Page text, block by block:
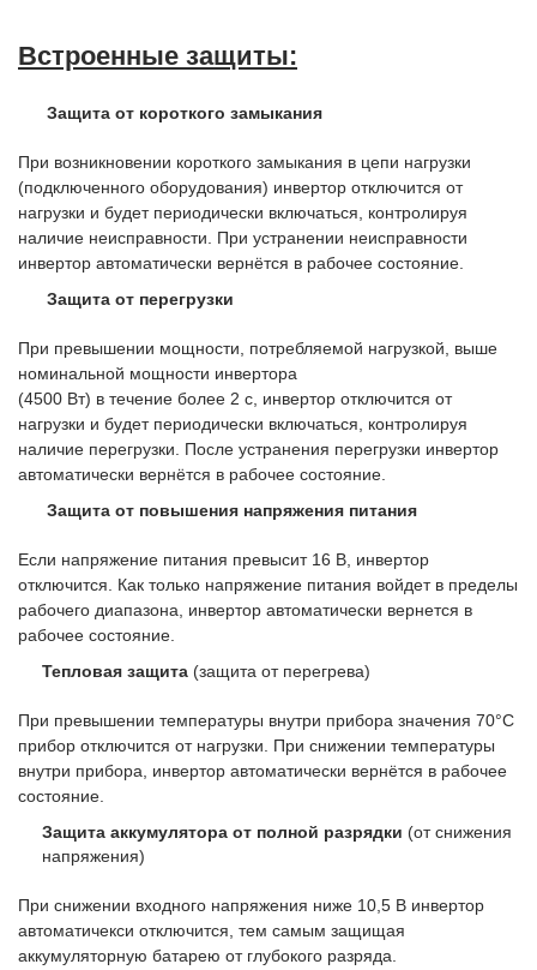
Встроенные защиты:
Защита от короткого замыкания
При возникновении короткого замыкания в цепи нагрузки
(подключенного оборудования) инвертор отключится от
нагрузки и будет периодически включаться, контролируя
наличие неисправности. При устранении неисправности
инвертор автоматически вернётся в рабочее состояние.
Защита от перегрузки
При превышении мощности, потребляемой нагрузкой, выше
номинальной мощности инвертора
(4500 Вт) в течение более 2 с, инвертор отключится от
нагрузки и будет периодически включаться, контролируя
наличие перегрузки. После устранения перегрузки инвертор
автоматически вернётся в рабочее состояние.
Защита от повышения напряжения питания
Если напряжение питания превысит 16 В, инвертор
отключится. Как только напряжение питания войдет в пределы
рабочего диапазона, инвертор автоматически вернется в
рабочее состояние.
Тепловая защита(защита от перегрева)
При превышении температуры внутри прибора значения 70°С
прибор отключится от нагрузки. При снижении температуры
внутри прибора, инвертор автоматически вернётся в рабочее
состояние.
Защита аккумулятора от полной разрядки (от снижения
напряжения)
При снижении входного напряжения ниже 10,5 В инвертор
автоматичекси отключится, тем самым защищая
аккумуляторную батарею от глубокого разряда.